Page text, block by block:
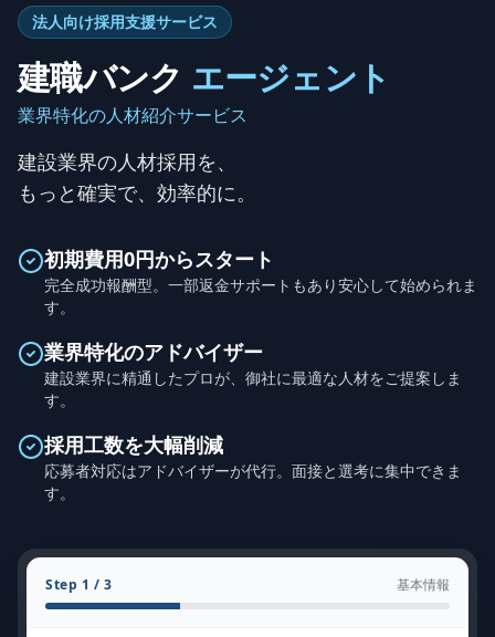
法人向け採用支援サービス
建職バンク エージェント
業界特化の人材紹介サービス
建設業界の人材採用を、
もっと確実で、効率的に。
初期費用0円からスタート
完全成功報酬型。一部返金サポートもあり安心して始められま
す。
業界特化のアドバイザー
建設業界に精通したプロが、御社に最適な人材をご提案しま
す。
採用工数を大幅削減
応募者対応はアドバイザーが代行。面接と選考に集中できま
す。
Step 1 / 3 基本情報